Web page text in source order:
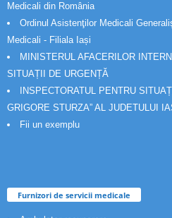
Medicali din România
Ordinul Asistenţilor Medicali
Medicali - Filiala Iași
MINISTERUL AFACERILOR
SITUAȚII DE URGENȚĂ
INSPECTORATUL PENTRU
GRIGORE STURZA” AL JUDETULUI
Fii un exemplu
Furnizori de servicii medicale